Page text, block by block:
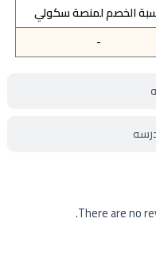
الخصم لمنصة سكولي
-
There are no